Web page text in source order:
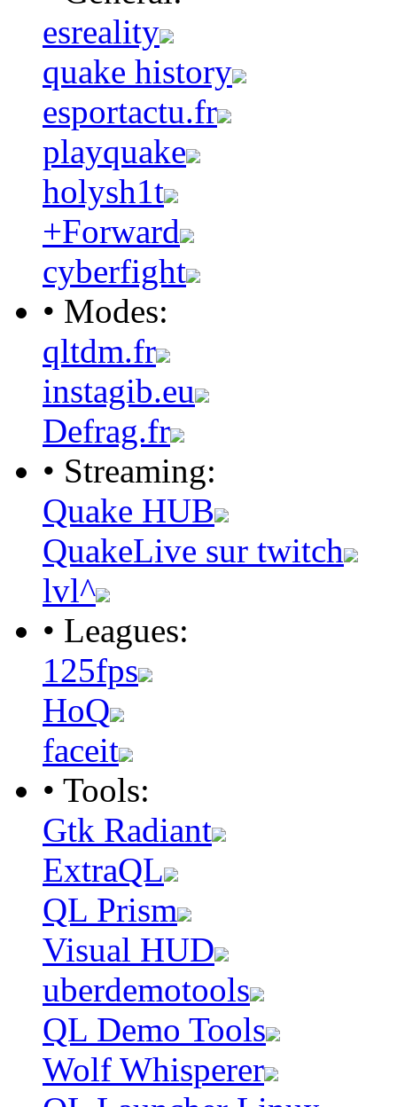
esreality
quake history
esportactu.fr
playquake
holysh1t
+Forward
cyberfight
• Modes:
qltdm.fr
instagib.eu
Defrag.fr
• Streaming:
Quake HUB
QuakeLive sur twitch
lvl^
• Leagues:
125fps
HoQ
faceit
• Tools:
Gtk Radiant
ExtraQL
QL Prism
Visual HUD
uberdemotools
QL Demo Tools
Wolf Whisperer